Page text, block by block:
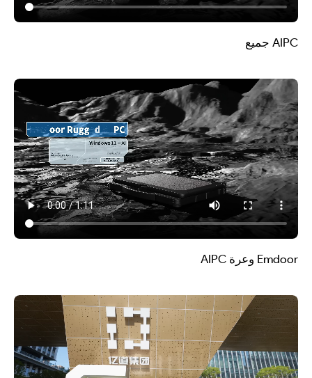
AIPC جميع
Emdoor وعرة AIPC